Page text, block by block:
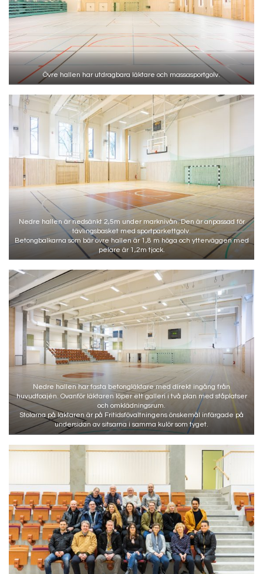
Övre hallen har utdragbara läktare och massasportgolv.
Nedre hallen är nedsänkt 2,5m under marknivån. Den är anpassad för
tävlingsbasket med sportparkettgolv.
Betongbalkarna som bär övre hallen är 1,8 m höga och ytterväggen med
pelare är 1,2m tjock.
Nedre hallen har fasta betongläktare med direkt ingång från
huvudfoajén. Ovanför läktaren löper ett galleri i två plan med ståplatser
och omklädningsrum.
Stolarna på läktaren är på Fritidsfövaltningens önskemål infärgade på
undersidan av sitsarna i samma kulör som tyget.